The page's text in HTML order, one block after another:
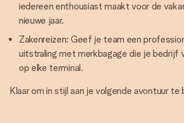
iedereen enthousiast maakt voor de
nieuwe jaar.
Zakenreizen: Geef je team een
uitstraling met merkbagage die je bedrijf
op elke terminal.
Klaar om in stijl aan je volgende avontuur te